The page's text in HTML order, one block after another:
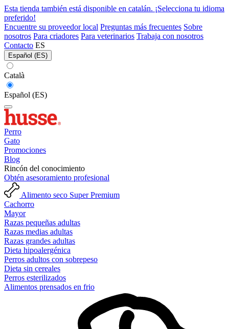
Esta tienda también está disponible en catalán. ¡Selecciona tu idioma
preferido!
Encuentre su proveedor local Preguntas más frecuentes Sobre
nosotros Para criadores Para veterinarios Trabaja con nosotros
Contacto ES
Español (ES)
Català
Español (ES)
Perro
Gato
Promociones
Blog
Rincón del conocimiento
Obtén asesoramiento profesional
Alimento seco Super Premium
Cachorro
Mayor
Razas pequeñas adultas
Razas medias adultas
Razas grandes adultas
Dieta hipoalergénica
Perros adultos con sobrepeso
Dieta sin cereales
Perros esterilizados
Alimentos prensados en frio